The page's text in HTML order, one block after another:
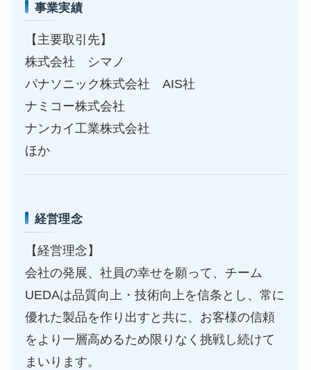
事業実績
【主要取引先】
株式会社 シマノ
パナソニック株式会社 AIS社
ナミコー株式会社
ナンカイ工業株式会社
ほか
経営理念
【経営理念】
会社の発展、社員の幸せを願って、チーム
UEDAは品質向上・技術向上を信条とし、常に
優れた製品を作り出すと共に、お客様の信頼
をより一層高めるため限りなく挑戦し続けて
まいります。